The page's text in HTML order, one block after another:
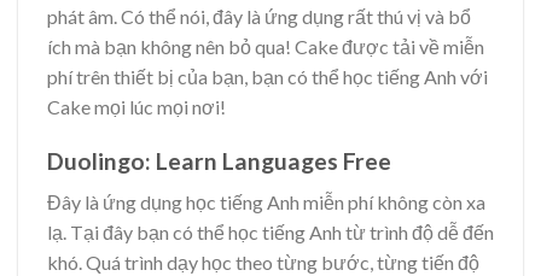
phát âm. Có thể nói, đây là ứng dụng rất thú vị và bổ
ích mà bạn không nên bỏ qua! Cake được tải về miễn
phí trên thiết bị của bạn, bạn có thể học tiếng Anh với
Cake mọi lúc mọi nơi!
Duolingo: Learn Languages Free
Đây là ứng dụng học tiếng Anh miễn phí không còn xa
lạ. Tại đây bạn có thể học tiếng Anh từ trình độ dễ đến
khó. Quá trình dạy học theo từng bước, từng tiến độ